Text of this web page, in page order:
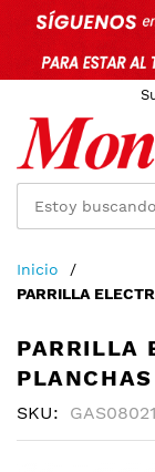
contenido
Inicio
PARRILLA
PARRILLA
SKU